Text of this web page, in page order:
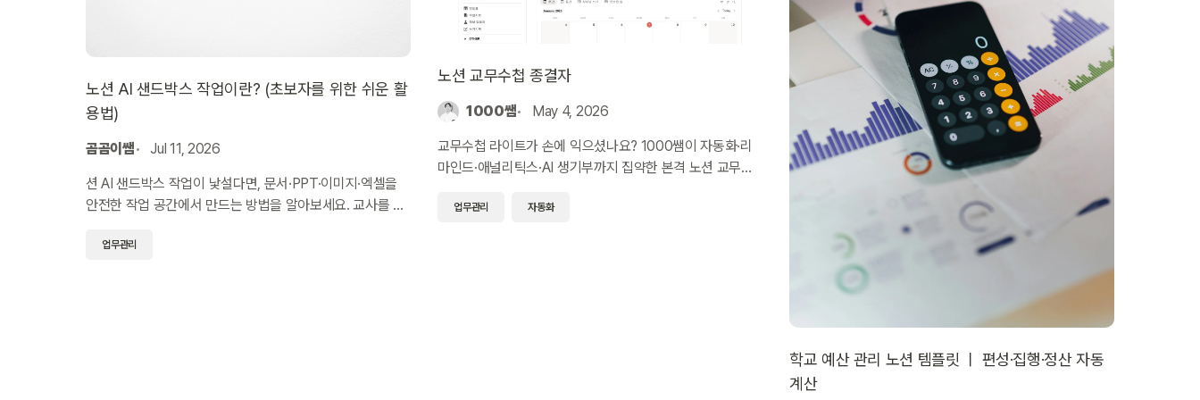
노션 AI 샌드박스 작업이란? (초보자를 위한 쉬운 활
용법)
곰곰이쌤 Jul 11, 2026
션 AI 샌드박스 작업이 낯설다면, 문서·PPT·이미지·엑셀을
안전한 작업 공간에서 만드는 방법을 알아보세요. 교사를 위
업무관리
노션 교무수첩 종결자
1000쌤 May 4, 2026
교무수첩 라이트가 손에 익으셨나요? 1000쌤이 자동화·리
마인드·애널리틱스·AI 생기부까지 집약한 본격 노션 교무수
업무관리 자동화
학교 예산 관리 노션 템플릿 ㅣ 편성·집행·정산 자동
계산